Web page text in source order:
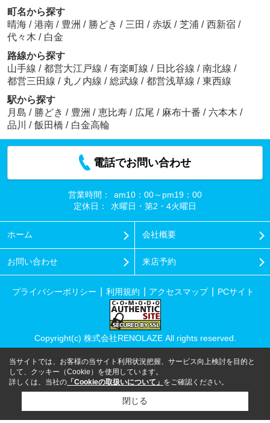
町名から探す
晴海 / 港南 / 豊洲 / 勝どき / 三田 / 赤坂 / 芝浦 / 西新宿 /
代々木 / 白金
路線から探す
山手線 / 都営大江戸線 / 有楽町線 / 日比谷線 / 南北線 /
都営三田線 / 丸ノ内線 / 総武線 / 都営浅草線 / 東西線
駅から探す
月島 / 勝どき / 豊洲 / 恵比寿 / 広尾 / 麻布十番 / 六本木 /
品川
/ 飯田橋 / 白金高輪
電話でお問い合わせ
営業時間：
am10：00～pm19：00
定休日：
水曜日・第2・4火曜日
ホーム 会社概要
お問い合わせ 来店予約
プライバシーポリシー 利用規約 アクセスマップ PCサイト
Copyright(c) 株式会社RENOLAZE All rights reserved.
当サイトでは、お客様の当サイト利用状況把握、サービス向上検討を目的と
して、クッキー（Cookie）を使用しています。
詳しくは、当社の 「Cookieの取扱いについて」 をご確認ください。
閉じる